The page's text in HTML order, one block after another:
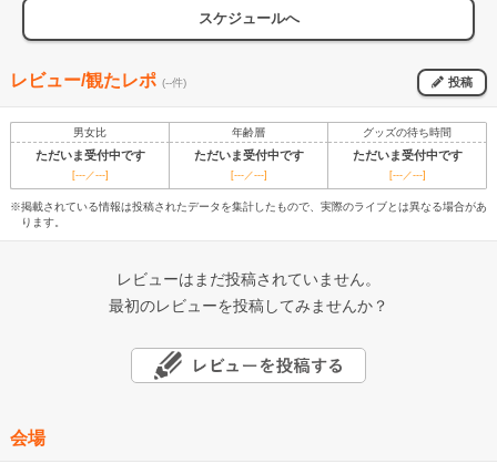
スケジュールへ
レビュー/観たレポ (--件) 投稿
男女比 年齢層 グッズの待ち時間
ただいま受付中です ただいま受付中です ただいま受付中です
[---／---] [---／---] [---／---]
※掲載されている情報は投稿されたデータを集計したもので、実際のライブとは異なる場合があ
ります。
レビューはまだ投稿されていません。
最初のレビューを投稿してみませんか？
会場